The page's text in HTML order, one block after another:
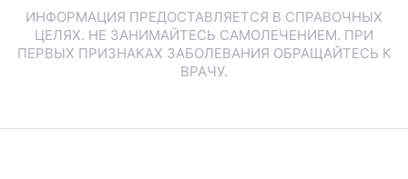
ИНФОРМАЦИЯ ПРЕДОСТАВЛЯЕТСЯ В СПРАВОЧНЫХ
ЦЕЛЯХ. НЕ ЗАНИМАЙТЕСЬ САМОЛЕЧЕНИЕМ. ПРИ
ПЕРВЫХ ПРИЗНАКАХ ЗАБОЛЕВАНИЯ ОБРАЩАЙТЕСЬ К
ВРАЧУ.